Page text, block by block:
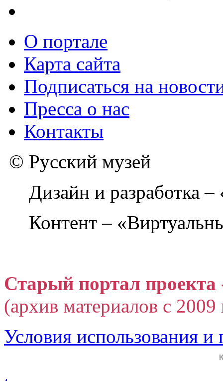
О портале
Карта сайта
Подписаться на
Пресса о нас
Контакты
© Русский музей
Дизайн и разработка
Контент –
Старый портал
(архив материалов с
Условия использования